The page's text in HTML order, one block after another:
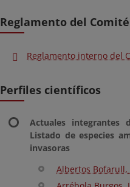
Reglamento del
Reglamento interno del
Perfiles científicos
Actuales integrantes
Listado de especies
invasoras
Albertos Bofarull,